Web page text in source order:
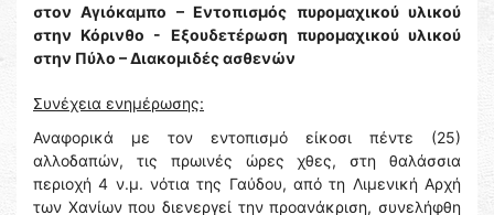
στον Αγιόκαμπο – Εντοπισμός πυρομαχικού υλικού
στην Κόρινθο - Εξουδετέρωση πυρομαχικού υλικού
στην Πύλο – Διακομιδές ασθενών
Συνέχεια ενημέρωσης:
Αναφορικά με τον εντοπισμό είκοσι πέντε (25)
αλλοδαπών, τις πρωινές ώρες χθες, στη θαλάσσια
περιοχή 4 ν.μ. νότια της Γαύδου, από τη Λιμενική Αρχή
των Χανίων που διενεργεί την προανάκριση, συνελήφθη